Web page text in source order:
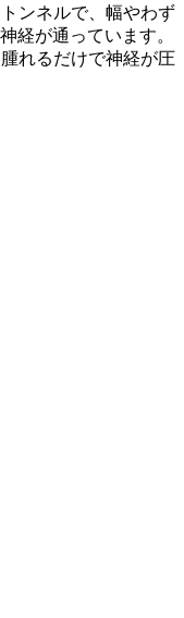
ンネルで、幅やわず
経が通っています。
れるだけで神経が圧